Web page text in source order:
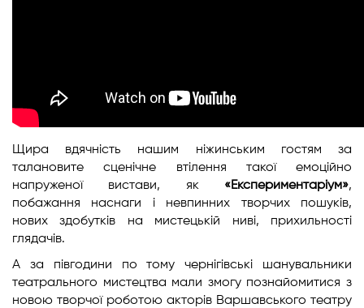
Щира вдячність нашим ніжинським гостям за
талановите сценічне втілення такої емоційно
напруженої вистави, як «Експериментаріум»,
побажання наснаги і невпинних творчих пошуків,
нових здобутків на мистецькій ниві, прихильності
глядачів.
А за півгодини по тому чернігівські шанувальники
театрального мистецтва мали змогу познайомитися з
новою творчої роботою акторів Варшавського театру